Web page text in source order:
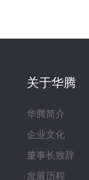
关于华腾
华腾简介
企业文化
董事长致辞
发展历程